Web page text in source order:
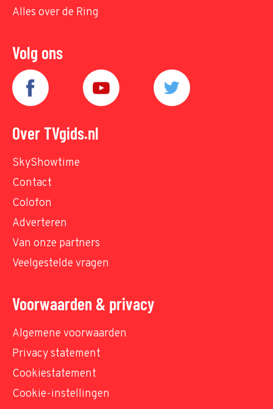
Alles over de Ring
Volg ons
Over TVgids.nl
SkyShowtime
Contact
Colofon
Adverteren
Van onze partners
Veelgestelde vragen
Voorwaarden & privacy
Algemene voorwaarden
Privacy statement
Cookiestatement
Cookie-instellingen